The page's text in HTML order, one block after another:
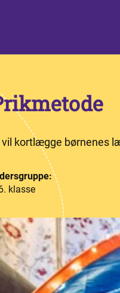
vil kortlægge børnenes
klasse